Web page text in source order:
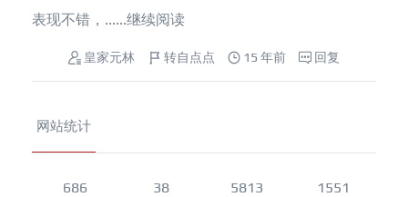
表现不错，......继续阅读
皇家元林 转自点点 15 年前 回复
网站统计
686 38 5813 1551